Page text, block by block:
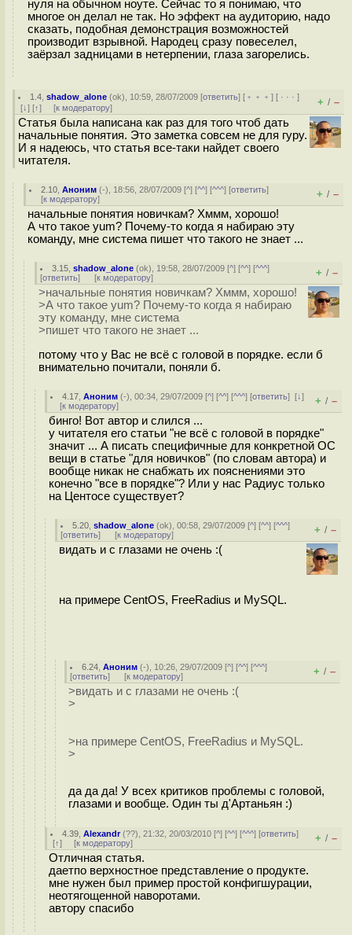
нуля на обычном ноуте. Сейчас то я понимаю, что
многое он делал не так. Но эффект на аудиторию, надо
сказать, подобная демонстрация возможностей
производит взрывной. Народец сразу повеселел,
заёрзал задницами в нетерпении, глаза загорелись.
1.4 ,shadow_alone (ok), 10:59, 28/07/2009 [ответить] [ ﹢﹢﹢] [ · · ·]
[↓] [↑] [к модератору] + / –
Статья была написана как раз для того чтоб дать
начальные понятия. Это заметка совсем не для гуру.
И я надеюсь, что статья все-таки найдет своего
читателя.
2.10 ,Аноним (-), 18:56, 28/07/2009 [^] [^^] [^^^] [ответить]
[к модератору] + / –
начальные понятия новичкам? Хммм, хорошо!
А что такое yum? Почему-то когда я набираю эту
команду, мне система пишет что такого не знает ...
3.15 ,shadow_alone (ok), 19:58, 28/07/2009 [^] [^^] [^^^]
[ответить] [к модератору] + / –
>начальные понятия новичкам? Хммм, хорошо!
>А что такое yum? Почему-то когда я набираю
эту команду, мне система
>пишет что такого не знает ...
потому что у Вас не всё с головой в порядке. если б
внимательно почитали, поняли б.
4.17 ,Аноним (-), 00:34, 29/07/2009 [^] [^^] [^^^] [ответить][↓]
[к модератору] + / –
бинго! Вот автор и слился ...
у читателя его статьи "не всё с головой в порядке"
значит ... А писать специфичные для конкретной ОС
вещи в статье "для новичков" (по словам автора) и
вообще никак не снабжать их пояснениями это
конечно "все в порядке"? Или у нас Радиус только
на Центосе существует?
5.20 ,shadow_alone (ok), 00:58, 29/07/2009 [^] [^^] [^^^]
[ответить] [к модератору] + / –
видать и с глазами не очень :(
на примере CentOS, FreeRadius и MySQL.
6.24 ,Аноним (-), 10:26, 29/07/2009 [^] [^^] [^^^]
[ответить] [к модератору] + / –
>видать и с глазами не очень :(
>
>на примере CentOS, FreeRadius и MySQL.
>
да да да! У всех критиков проблемы с головой,
глазами и вообще. Один ты д'Артаньян :)
4.39 ,Alexandr(??), 21:32, 20/03/2010 [^] [^^] [^^^] [ответить]
[↑] [к модератору] + / –
Отличная статья.
даетпо верхностное представление о продукте.
мне нужен был пример простой конфигшурации,
неотягощенной наворотами.
автору спасибо